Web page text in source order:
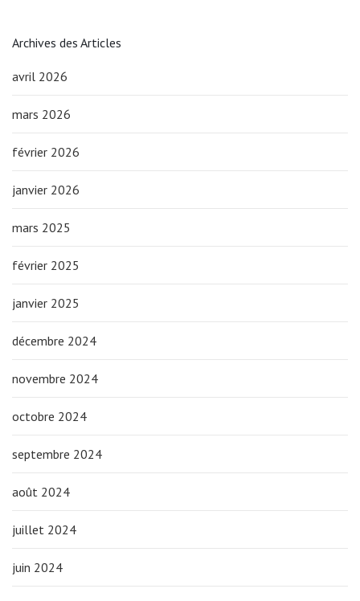
Archives des Articles
avril 2026
mars 2026
février 2026
janvier 2026
mars 2025
février 2025
janvier 2025
décembre 2024
novembre 2024
octobre 2024
septembre 2024
août 2024
juillet 2024
juin 2024